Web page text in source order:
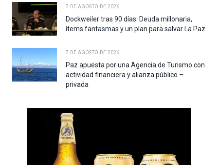
7 DE AGOSTO DE 2026
Dockweiler tras 90 días: Deuda millonaria,
ítems fantasmas y un plan para salvar La Paz
7 DE AGOSTO DE 2026
Paz apuesta por una Agencia de Turismo con
actividad financiera y alianza público –
privada